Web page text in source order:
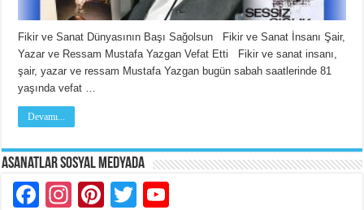
Fikir ve Sanat Dünyasının Başı Sağolsun Fikir ve Sanat İnsanı Şair,
Yazar ve Ressam Mustafa Yazgan Vefat Etti Fikir ve sanat insanı,
şair, yazar ve ressam Mustafa Yazgan bugün sabah saatlerinde 81
yaşında vefat …
Devamı...
Asanatlar Sosyal Medyada
Facebook
Instagram
Pinterest
Twitter